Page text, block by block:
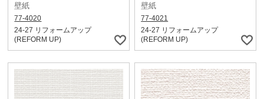
壁紙
77-4020
24-27 リフォームアップ
(REFORM UP)
壁紙
77-4021
24-27 リフォームアップ
(REFORM UP)